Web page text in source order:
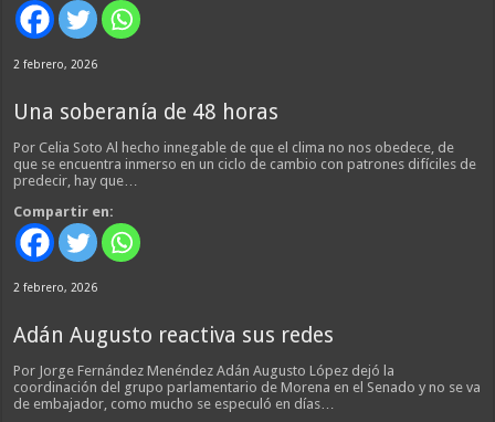
2 febrero, 2026
Una soberanía de 48 horas
Por Celia Soto Al hecho innegable de que el clima no nos obedece, de
que se encuentra inmerso en un ciclo de cambio con patrones difíciles de
predecir, hay que…
Compartir en:
2 febrero, 2026
Adán Augusto reactiva sus redes
Por Jorge Fernández Menéndez Adán Augusto López dejó la
coordinación del grupo parlamentario de Morena en el Senado y no se va
de embajador, como mucho se especuló en días…